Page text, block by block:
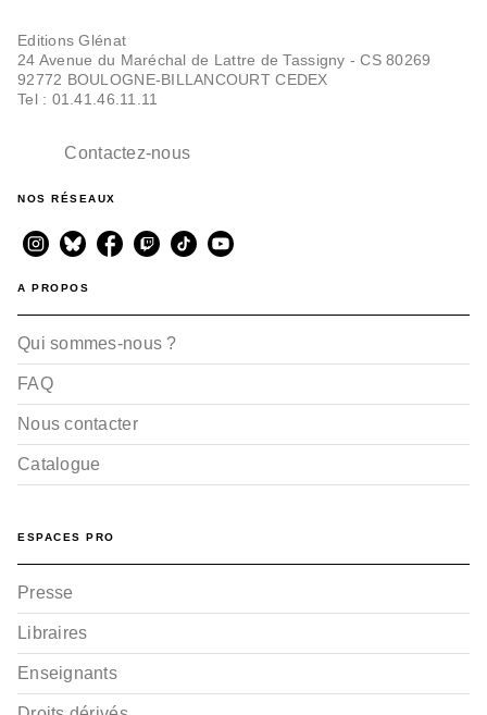
Editions Glénat
24 Avenue du Maréchal de Lattre de Tassigny - CS 80269
92772 BOULOGNE-BILLANCOURT CEDEX
Tel : 01.41.46.11.11
Contactez-nous
NOS RÉSEAUX
A PROPOS
Qui sommes-nous ?
FAQ
Nous contacter
Catalogue
ESPACES PRO
Presse
Libraires
Enseignants